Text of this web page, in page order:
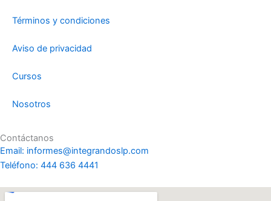
o
-
Términos y condiciones
Aviso de privacidad
Cursos
Nosotros
Contáctanos
Email: informes@integrandoslp.com
Teléfono: 444 636 4441